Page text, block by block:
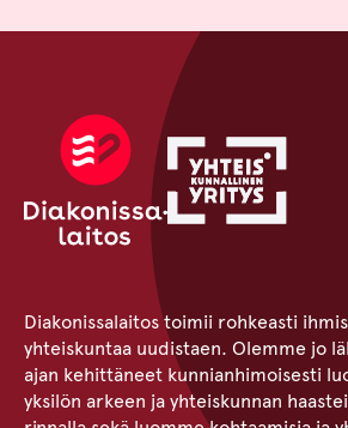
Diakonissalaitos toimii rohkeasti
yhteiskuntaa uudistaen. Olemme jo
ajan kehittäneet kunnianhimoisesti
yksilön arkeen ja yhteiskunnan